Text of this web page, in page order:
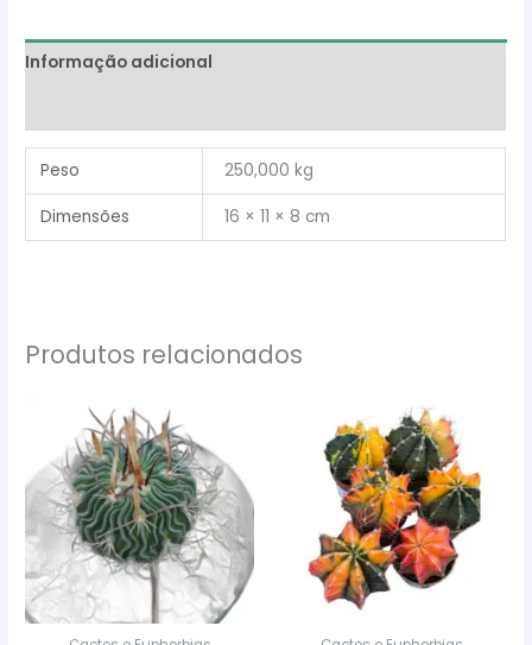
Informação adicional
Peso 250,000 kg
Dimensões 16 × 11 × 8 cm
Produtos relacionados